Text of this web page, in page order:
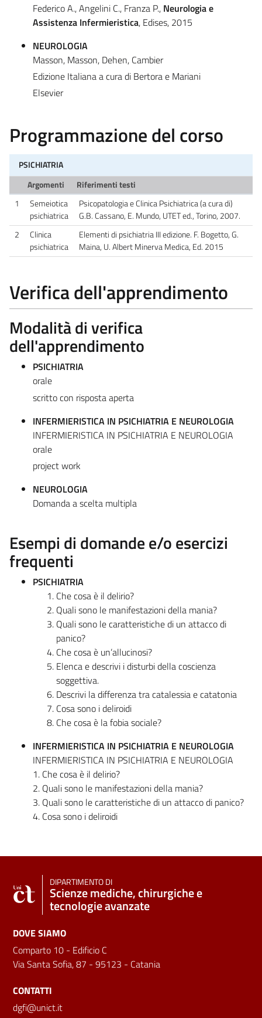
Federico A., Angelini C., Franza P., Neurologia e
Assistenza Infermieristica, Edises, 2015
NEUROLOGIA
Masson, Masson, Dehen, Cambier
Edizione Italiana a cura di Bertora e Mariani
Elsevier
Programmazione del corso
PSICHIATRIA
Argomenti
Riferimenti testi
1
Semeiotica
psichiatrica
Psicopatologia e Clinica Psichiatrica (a cura di)
G.B. Cassano, E. Mundo, UTET ed., Torino, 2007.
2
Clinica
psichiatrica
Elementi di psichiatria III edizione. F. Bogetto, G.
Maina, U. Albert Minerva Medica, Ed. 2015
Verifica dell'apprendimento
Modalità di verifica
dell'apprendimento
PSICHIATRIA
orale
scritto con risposta aperta
INFERMIERISTICA IN PSICHIATRIA E NEUROLOGIA
INFERMIERISTICA IN PSICHIATRIA E NEUROLOGIA
orale
project work
NEUROLOGIA
Domanda a scelta multipla
Esempi di domande e/o esercizi
frequenti
PSICHIATRIA
Che cosa è il delirio?
Quali sono le manifestazioni della mania?
Quali sono le caratteristiche di un attacco di
panico?
Che cosa è un’allucinosi?
Elenca e descrivi i disturbi della coscienza
soggettiva.
Descrivi la differenza tra catalessia e catatonia
Cosa sono i deliroidi
Che cosa è la fobia sociale?
INFERMIERISTICA IN PSICHIATRIA E NEUROLOGIA
INFERMIERISTICA IN PSICHIATRIA E NEUROLOGIA
1. Che cosa è il delirio?
2. Quali sono le manifestazioni della mania?
3. Quali sono le caratteristiche di un attacco di panico?
4. Cosa sono i deliroidi
DIPARTIMENTO DI
Scienze mediche, chirurgiche e
tecnologie avanzate
DOVE SIAMO
Comparto 10 - Edificio C
Via Santa Sofia, 87 - 95123 - Catania
CONTATTI
dgfi@unict.it